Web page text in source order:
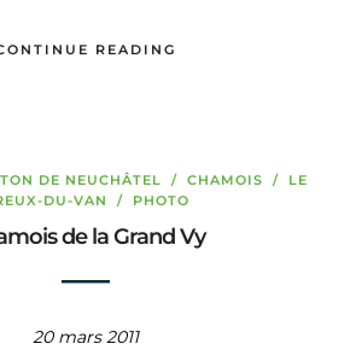
READING
DE NEUCHÂTEL / CHAMOIS / LE
DU-VAN
/ PHOTO
de la Grand Vy
20 mars 2011